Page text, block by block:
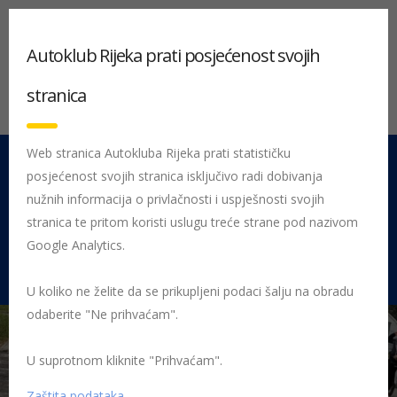
051 212 442 Centrala
Pon - Pet 08:00 - 16:00
Rujevica 9/1, 51000 Rijeka
Početna Posljednje objavljene novosti
Autoklub Rijeka prati posjećenost svojih
stranica
Web stranica Autokluba Rijeka prati statističku
posjećenost svojih stranica isključivo radi dobivanja
nužnih informacija o privlačnosti i uspješnosti svojih
stranica te pritom koristi uslugu treće strane pod nazivom
Google Analytics.
U koliko ne želite da se prikupljeni podaci šalju na obradu
odaberite "Ne prihvaćam".
U suprotnom kliknite "Prihvaćam".